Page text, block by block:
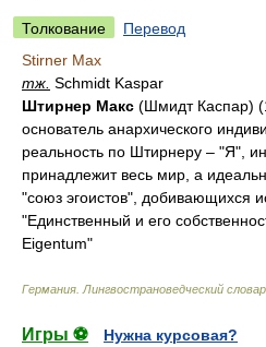
Толкование
Перевод
Stirner Max
тж. Schmidt Kaspar
Штирнер Макс (Шмидт Каспар)
основатель анархического
реальность по Штирнеру – "Я",
принадлежит весь мир, а
"союз эгоистов", добивающихся
"Единственный и его
Eigentum"
Германия. Лингвострановедческий
Игры ⚽
Нужна курсовая?